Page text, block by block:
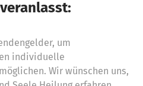
um
individuelle
Wir wünschen uns,